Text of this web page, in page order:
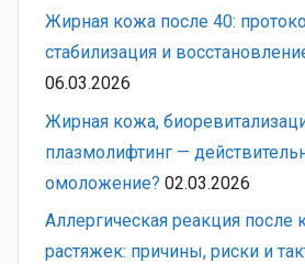
Жирная кожа после 40:
стабилизация и
06.03.2026
Жирная кожа,
плазмолифтинг —
омоложение? 02.03.2026
Аллергическая реакция
растяжек: причины, риски и